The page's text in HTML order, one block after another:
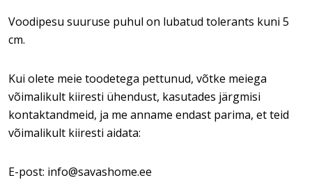
Voodipesu suuruse puhul on lubatud tolerants kuni 5
cm.
Kui olete meie toodetega pettunud, võtke meiega
võimalikult kiiresti ühendust, kasutades järgmisi
kontaktandmeid, ja me anname endast parima, et teid
võimalikult kiiresti aidata:
E-post: info@savashome.ee